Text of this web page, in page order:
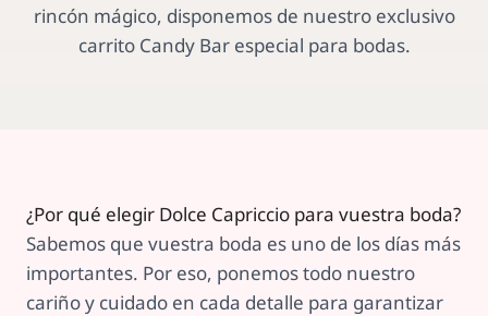
rincón mágico, disponemos de nuestro exclusivo
carrito Candy Bar especial para bodas.
¿Por qué elegir Dolce Capriccio para vuestra boda?
Sabemos que vuestra boda es uno de los días más
importantes. Por eso, ponemos todo nuestro
cariño y cuidado en cada detalle para garantizar